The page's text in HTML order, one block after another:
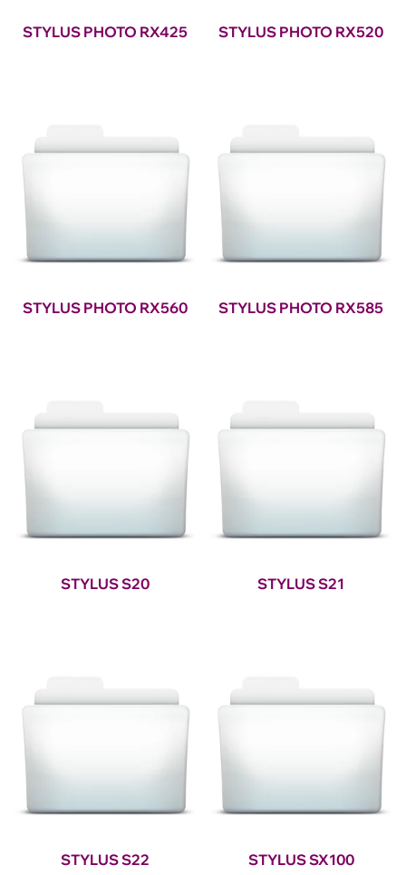
STYLUS PHOTO RX425 STYLUS PHOTO RX520
STYLUS PHOTO RX560 STYLUS PHOTO RX585
STYLUS S20 STYLUS S21
STYLUS S22 STYLUS SX100